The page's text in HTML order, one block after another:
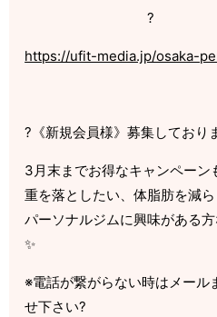
?
https://ufit-media.jp/osaka-
? 《新規会員様》募集しており
3 月末までお得なキャンペー
重を落としたい、体脂肪を減
パーソナルジムに興味がある
✨
※電話が繋がらない時はメール
せ下さい?